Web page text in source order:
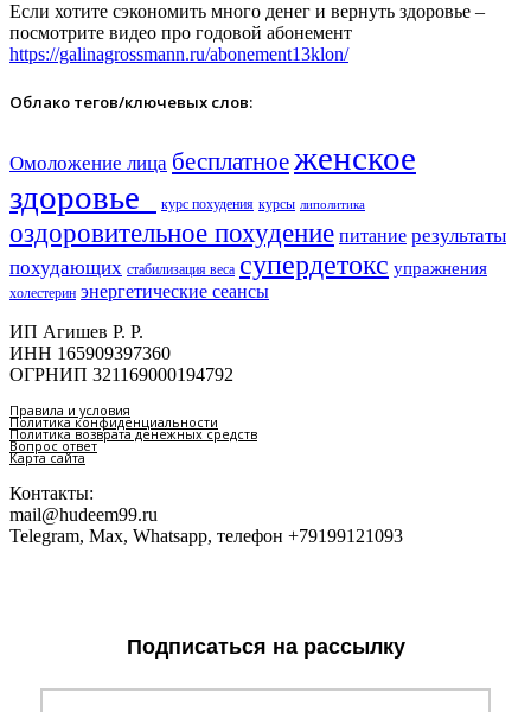
Если хотите сэкономить много денег и вернуть здоровье –
посмотрите видео про годовой абонемент
https://galinagrossmann.ru/abonement13klon/
Облако тегов/ключевых слов:
Омоложение лица бесплатноеженское
здоровье​
курс похудения курсы липолитика
оздоровительное похудение питание результаты
похудающих стабилизация веса супердетокс упражнения
холестерин энергетические сеансы
ИП Агишев Р. Р.
ИНН 165909397360
ОГРНИП 321169000194792
Правила и условия
Политика конфиденциальности
Политика возврата денежных средств
Вопрос ответ
Карта сайта
Контакты:
mail@hudeem99.ru
Telegram, Max, Whatsapp, телефон +79199121093
Подписаться на рассылку